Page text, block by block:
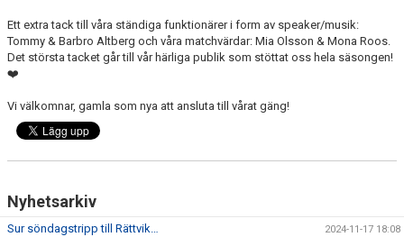
Ett extra tack till våra ständiga funktionärer i form av speaker/musik:
Tommy & Barbro Altberg och våra matchvärdar: Mia Olsson & Mona Roos.
Det största tacket går till vår härliga publik som stöttat oss hela säsongen!
❤️
Vi välkomnar, gamla som nya att ansluta till vårat gäng!
Nyhetsarkiv
Sur söndagstripp till Rättvik… 2024-11-17 18:08